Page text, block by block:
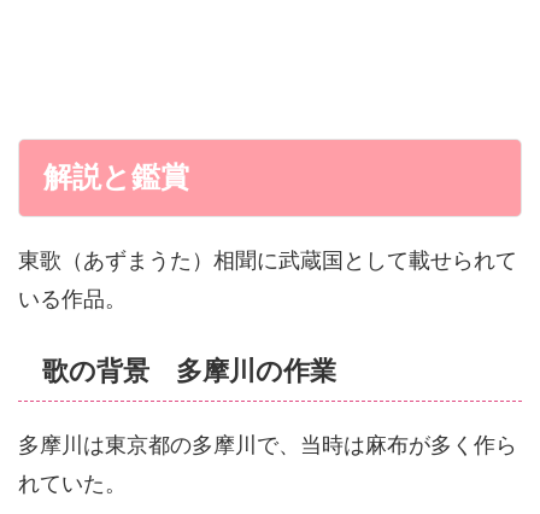
解説と鑑賞
東歌（あずまうた）相聞に武蔵国として載せられて
いる作品。
歌の背景 多摩川の作業
多摩川は東京都の多摩川で、当時は麻布が多く作ら
れていた。